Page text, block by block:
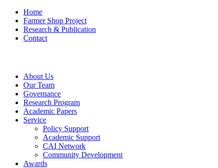
Home
Farmer Shop Project
Research & Publication
Contact
About Us
Our Team
Governance
Research Program
Academic Papers
Service
Policy Support
Academic Support
CAI Network
Community Development
Awards